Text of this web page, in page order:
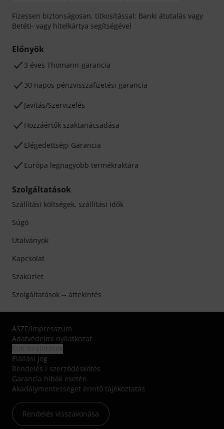
Fizessen biztonságosan, titkosítással: Banki átutalás vagy
Betéti- vagy hitelkártya segítségével
Előnyök
3 éves Thomann-garancia
30 napos pénzvisszafizetési garancia
Javítás/Szervizelés
Hozzáértők szaktanácsadása
Elégedettségi Garancia
Európa legnagyobb termékraktára
Szolgáltatások
Szállítási költségek, szállítási idők
Súgó
Utalványok
Kapcsolat
Szaküzlet
Szolgáltatások -- áttekintés
ÁSZF/Impresszum
Adatvédelmi nyilatkozat
Elállási jog
Rendelés / szerződéskötés
Garancia hibák esetén
Akadálymentességet érintő tájékoztatás
Rendelés visszavonása